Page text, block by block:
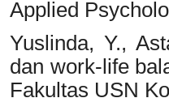
Applied
Yuslinda, Y.,
dan work-life
Fakultas USN